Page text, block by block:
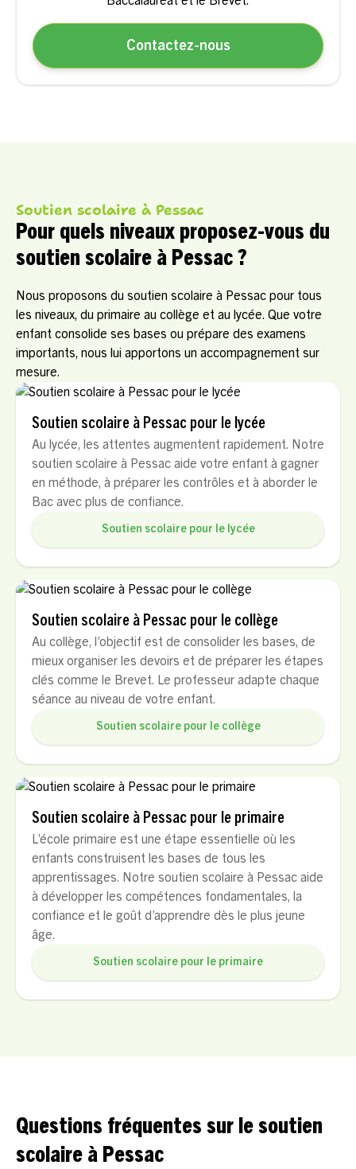
Contactez-nous
Soutien scolaire à Pessac
Pour quels niveaux proposez-vous du
soutien scolaire à Pessac ?
Nous proposons du soutien scolaire à Pessac pour tous
les niveaux, du primaire au collège et au lycée. Que votre
enfant consolide ses bases ou prépare des examens
importants, nous lui apportons un accompagnement sur
mesure.
Soutien scolaire à Pessac pour le lycée
Au lycée, les attentes augmentent rapidement. Notre
soutien scolaire à Pessac aide votre enfant à gagner
en méthode, à préparer les contrôles et à aborder le
Bac avec plus de confiance.
Soutien scolaire pour le lycée
Soutien scolaire à Pessac pour le collège
Au collège, l’objectif est de consolider les bases, de
mieux organiser les devoirs et de préparer les étapes
clés comme le Brevet. Le professeur adapte chaque
séance au niveau de votre enfant.
Soutien scolaire pour le collège
Soutien scolaire à Pessac pour le primaire
L’école primaire est une étape essentielle où les
enfants construisent les bases de tous les
apprentissages. Notre soutien scolaire à Pessac aide
à développer les compétences fondamentales, la
confiance et le goût d’apprendre dès le plus jeune
âge.
Soutien scolaire pour le primaire
Questions fréquentes sur le soutien
scolaire à Pessac